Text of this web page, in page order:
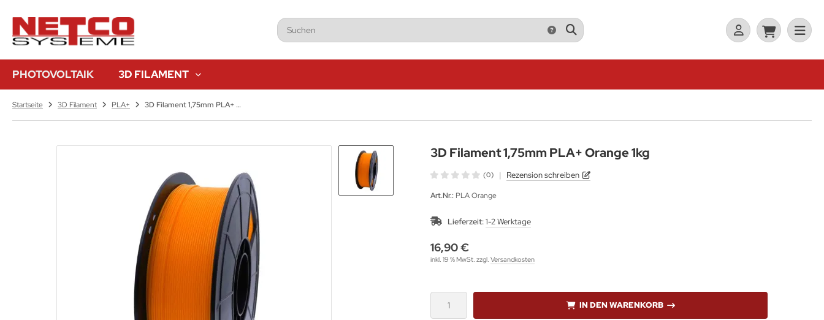
PHOTOVOLTAIK 3D FILAMENT
Startseite 3D Filament PLA+ 3D Filament 1,75mm PLA+ Orange 1kg
3D Filament 1,75mm PLA+ Orange 1kg
(0) | Rezension schreiben
Art.Nr.: PLA Orange
Lieferzeit:1-2 Werktage
16,90 €
inkl. 19 % MwSt. zzgl. Versandkosten
IN DEN WARENKORB